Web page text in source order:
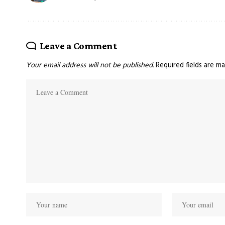
Leave a Comment
Your email address will not be published.Required fields are